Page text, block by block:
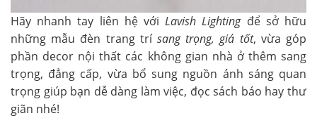
Hãy nhanh tay liên hệ vớiLavish Lightingđể sở hữu
những mẫu đèn trang trí sang trọng, giá tốt, vừa góp
phần decor nội thất các không gian nhà ở thêm sang
trọng, đẳng cấp, vừa bổ sung nguồn ánh sáng quan
trọng giúp bạn dễ dàng làm việc, đọc sách báo hay thư
giãn nhé!